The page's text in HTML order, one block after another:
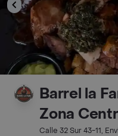
Barrel la
Zona
Calle 32 Sur 43-11,